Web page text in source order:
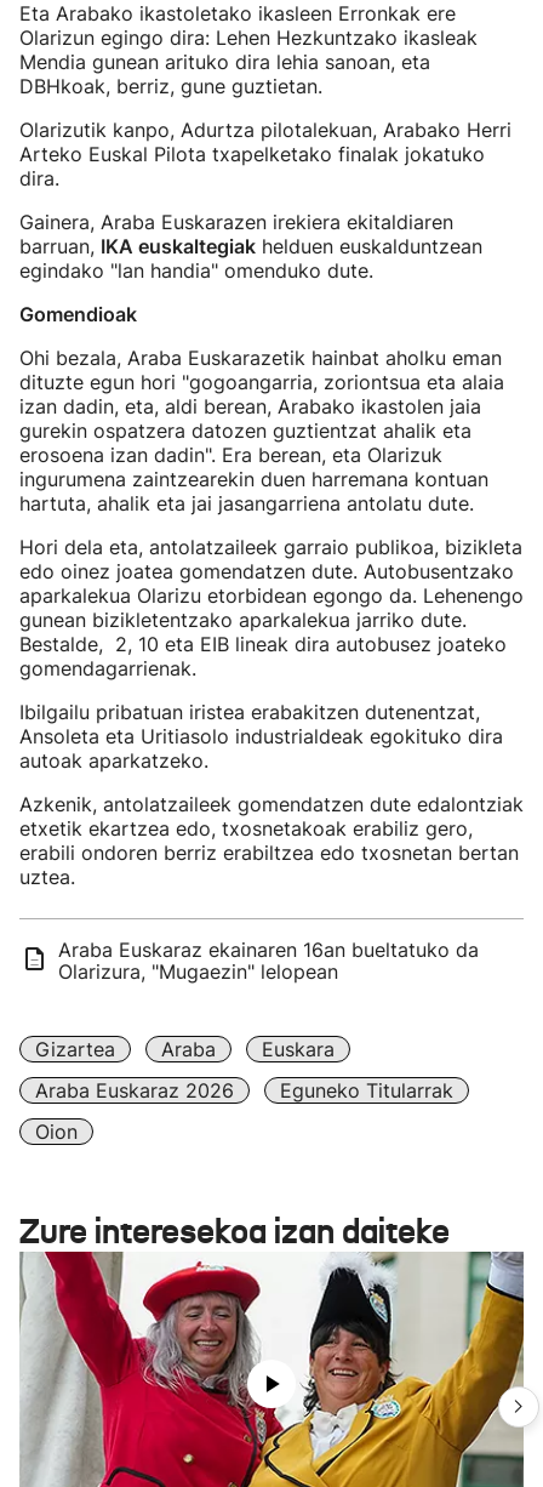
Eta Arabako ikastoletako ikasleen Erronkak ere
Olarizun egingo dira: Lehen Hezkuntzako ikasleak
Mendia gunean arituko dira lehia sanoan, eta
DBHkoak, berriz, gune guztietan.
Olarizutik kanpo, Adurtza pilotalekuan, Arabako Herri
Arteko Euskal Pilota txapelketako finalak jokatuko
dira.
Gainera, Araba Euskarazen irekiera ekitaldiaren
barruan, IKA euskaltegiak helduen euskalduntzean
egindako "lan handia" omenduko dute.
Gomendioak
Ohi bezala, Araba Euskarazetik hainbat aholku eman
dituzte egun hori "gogoangarria, zoriontsua eta alaia
izan dadin, eta, aldi berean, Arabako ikastolen jaia
gurekin ospatzera datozen guztientzat ahalik eta
erosoena izan dadin". Era berean, eta Olarizuk
ingurumena zaintzearekin duen harremana kontuan
hartuta, ahalik eta jai jasangarriena antolatu dute.
Hori dela eta, antolatzaileek garraio publikoa, bizikleta
edo oinez joatea gomendatzen dute. Autobusentzako
aparkalekua Olarizu etorbidean egongo da. Lehenengo
gunean bizikletentzako aparkalekua jarriko dute.
Bestalde, 2, 10 eta EIB lineak dira autobusez joateko
gomendagarrienak.
Ibilgailu pribatuan iristea erabakitzen dutenentzat,
Ansoleta eta Uritiasolo industrialdeak egokituko dira
autoak aparkatzeko.
Azkenik, antolatzaileek gomendatzen dute edalontziak
etxetik ekartzea edo, txosnetakoak erabiliz gero,
erabili ondoren berriz erabiltzea edo txosnetan bertan
uztea.
Araba Euskaraz ekainaren 16an bueltatuko da
Olarizura, "Mugaezin" lelopean
Gizartea Araba
Euskara
Araba Euskaraz 2026
Eguneko Titularrak
Oion
Zure interesekoa izan daiteke